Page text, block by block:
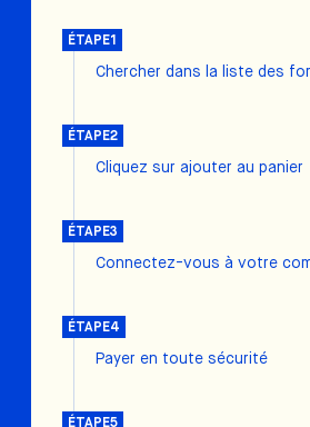
ÉTAPE1
Chercher dans la liste des
ÉTAPE2
Cliquez sur ajouter au panier
ÉTAPE3
Connectez-vous à votre
ÉTAPE4
Payer en toute sécurité
ÉTAPE5